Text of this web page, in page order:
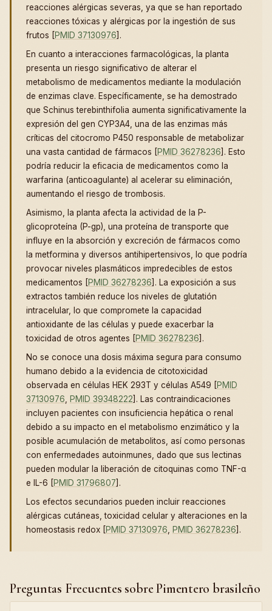
reacciones alérgicas severas, ya que se han reportado
reacciones tóxicas y alérgicas por la ingestión de sus
frutos [PMID 37130976].
En cuanto a interacciones farmacológicas, la planta
presenta un riesgo significativo de alterar el
metabolismo de medicamentos mediante la modulación
de enzimas clave. Específicamente, se ha demostrado
que Schinus terebinthifolia aumenta significativamente la
expresión del gen CYP3A4, una de las enzimas más
críticas del citocromo P450 responsable de metabolizar
una vasta cantidad de fármacos [PMID 36278236]. Esto
podría reducir la eficacia de medicamentos como la
warfarina (anticoagulante) al acelerar su eliminación,
aumentando el riesgo de trombosis.
Asimismo, la planta afecta la actividad de la P-
glicoproteína (P-gp), una proteína de transporte que
influye en la absorción y excreción de fármacos como
la metformina y diversos antihipertensivos, lo que podría
provocar niveles plasmáticos impredecibles de estos
medicamentos [PMID 36278236]. La exposición a sus
extractos también reduce los niveles de glutatión
intracelular, lo que compromete la capacidad
antioxidante de las células y puede exacerbar la
toxicidad de otros agentes [PMID 36278236].
No se conoce una dosis máxima segura para consumo
humano debido a la evidencia de citotoxicidad
observada en células HEK 293T y células A549 [PMID
37130976
PMID 39348222]. Las contraindicaciones
incluyen pacientes con insuficiencia hepática o renal
debido a su impacto en el metabolismo enzimático y la
posible acumulación de metabolitos, así como personas
con enfermedades autoinmunes, dado que sus lectinas
pueden modular la liberación de citoquinas como TNF-α
e IL-6 [PMID 31796807].
Los efectos secundarios pueden incluir reacciones
alérgicas cutáneas, toxicidad celular y alteraciones en la
homeostasis redox [PMID 37130976 PMID 36278236].
Preguntas Frecuentes sobre Pimentero brasileño